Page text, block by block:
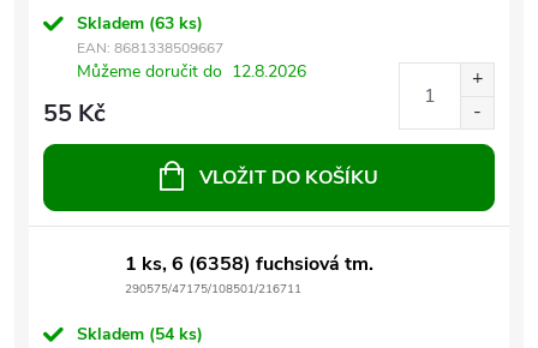
Skladem (63 ks)
EAN: 8681338509667
Můžeme doručit do 12.8.2026
55 Kč
VLOŽIT DO KOŠÍKU
1 ks, 6 (6358) fuchsiová tm.
290575/47175/108501/216711
Skladem (54 ks)